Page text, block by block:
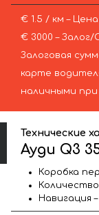
€ 1.5 / км –
€ 3000 –
Залоговая
карте
наличными при
Технические
Ауди Q3
Коробка
Навигация